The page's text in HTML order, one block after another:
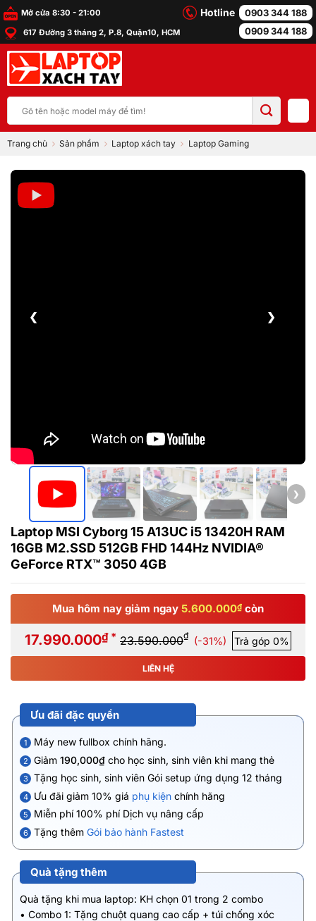
Bỏ
qua
nội
dung
Mở cửa 8:30 - 21:00
617 Đường 3 tháng 2, P.8, Quận10, HCM
Hotline
0903 344 188
0909 344 188
kiếm:
Trang chủ Sản phẩm Laptop xách tay Laptop Gaming
❮ ❯
❯
Laptop MSI Cyborg 15 A13UC i5 13420H RAM
16GB M2.SSD 512GB FHD 144Hz NVIDIA®
GeForce RTX™ 3050 4GB
Mua hôm nay giảm ngay 5.600.000₫ còn
17.990.000₫ * 23.590.000₫ (-31%) Trả góp 0%
LIÊN HỆ
Ưu đãi đặc quyền
1 Máy new fullbox chính hãng.
2 Giảm 190,000₫ cho học sinh, sinh viên khi mang thẻ
3 Tặng học sinh, sinh viên Gói setup ứng dụng 12 tháng
4 Ưu đãi giảm 10% giá phụ kiện chính hãng
5 Miễn phí 100% phí Dịch vụ nâng cấp
6 Tặng thêm Gói bảo hành Fastest
Quà tặng thêm
Quà tặng khi mua laptop: KH chọn 01 trong 2 combo
• Combo 1: Tặng chuột quang cao cấp + túi chống xóc